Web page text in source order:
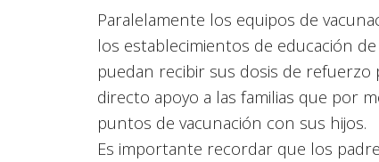
Paralelamente los equipos de
los establecimientos de educación
puedan recibir sus dosis de
directo apoyo a las familias que por
puntos de vacunación con sus hijos.
Es importante recordar que los